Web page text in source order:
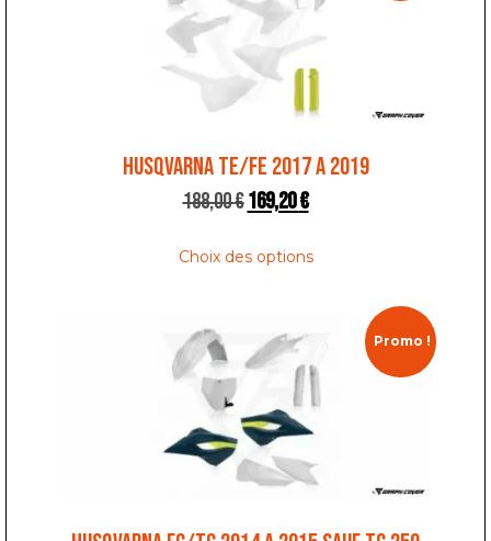
HUSQVARNA TE/FE 2017 A 2019
188,00€169,20€
Choix des options
Promo !